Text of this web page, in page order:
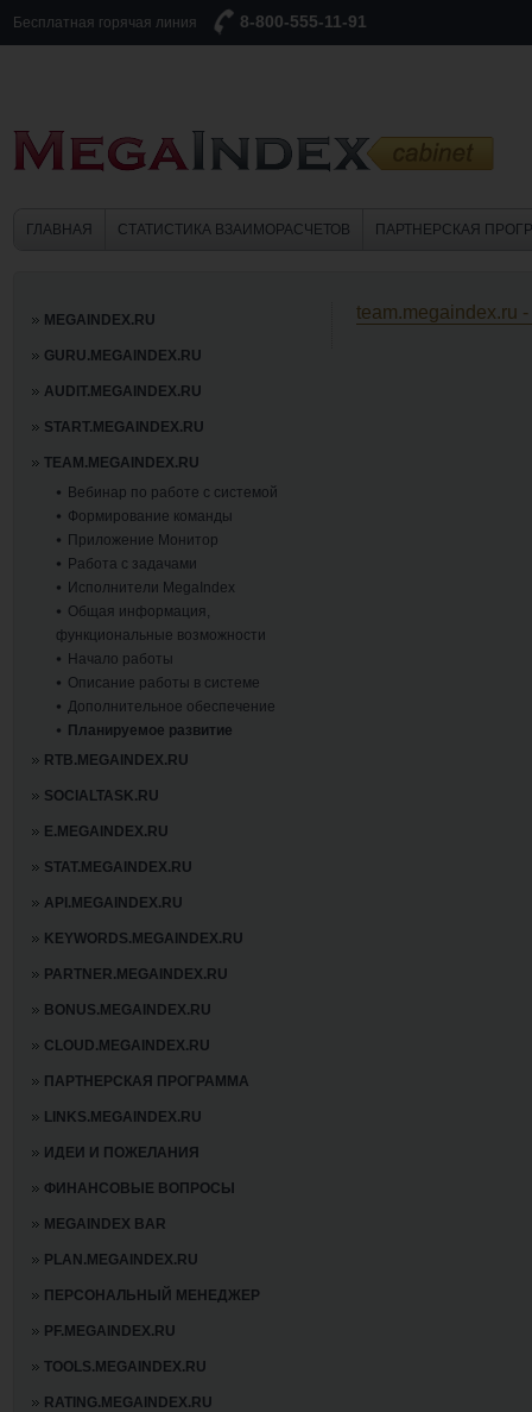
Бесплатная горячая линия 8-800-555-11-91
ГЛАВНАЯ СТАТИСТИКА ВЗАИМОРАСЧЕТОВ ПАРТНЕРСКАЯ
MEGAINDEX.RU
GURU.MEGAINDEX.RU
AUDIT.MEGAINDEX.RU
START.MEGAINDEX.RU
TEAM.MEGAINDEX.RU
Вебинар по работе с системой
Формирование команды
Приложение Монитор
Работа с задачами
Исполнители MegaIndex
Общая информация,
функциональные возможности
Начало работы
Описание работы в системе
Дополнительное обеспечение
Планируемое развитие
RTB.MEGAINDEX.RU
SOCIALTASK.RU
E.MEGAINDEX.RU
STAT.MEGAINDEX.RU
API.MEGAINDEX.RU
KEYWORDS.MEGAINDEX.RU
PARTNER.MEGAINDEX.RU
BONUS.MEGAINDEX.RU
CLOUD.MEGAINDEX.RU
ПАРТНЕРСКАЯ ПРОГРАММА
LINKS.MEGAINDEX.RU
ИДЕИ И ПОЖЕЛАНИЯ
ФИНАНСОВЫЕ ВОПРОСЫ
MEGAINDEX BAR
PLAN.MEGAINDEX.RU
ПЕРСОНАЛЬНЫЙ МЕНЕДЖЕР
PF.MEGAINDEX.RU
TOOLS.MEGAINDEX.RU
RATING.MEGAINDEX.RU
team.megaindex.ru